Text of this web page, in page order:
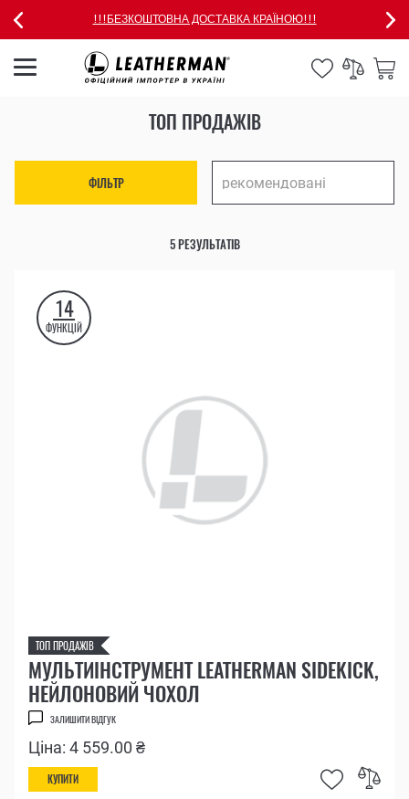
!!!БЕЗКОШТОВНА ДОСТАВКА КРАЇНОЮ!!!
ТОП ПРОДАЖІВ
ФІЛЬТР
5 РЕЗУЛЬТАТІВ
14
ФУНКЦІЙ
ТОП ПРОДАЖІВ
МУЛЬТИІНСТРУМЕНТ LEATHERMAN SIDEKICK,
НЕЙЛОНОВИЙ ЧОХОЛ
ЗАЛИШИТИ ВІДГУК
Ціна: 4 559.00 ₴
КУПИТИ